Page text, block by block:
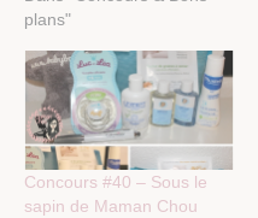
plans"
Concours #40 – Sous le
sapin de Maman Chou